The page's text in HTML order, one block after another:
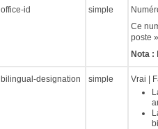
office-id simple
Ce
poste
Nota :
bilingual-designation simple
Vrai |